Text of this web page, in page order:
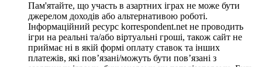
Пам'ятайте, що участь в азартних іграх не може бути
джерелом доходів або альтернативою роботі.
Інформаційний ресурс korrespondent.net не проводить
ігри на реальні та/або віртуальні гроші, також сайт не
приймає ні в якій формі оплату ставок та інших
платежів, які пов’язані/можуть бути пов’язані з